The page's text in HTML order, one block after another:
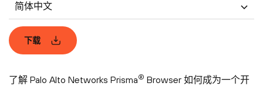
简体中文
下载
了解 Palo Alto Networks Prisma® Browser 如何成为一个开